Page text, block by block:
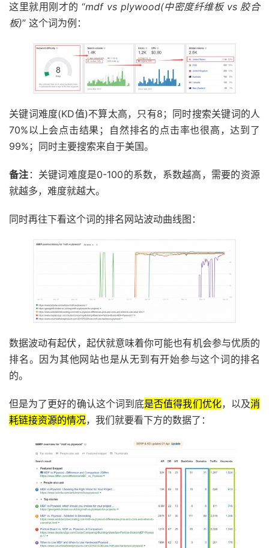
这里就用刚才的 “mdf vs plywood(中密度纤维板 vs 胶合
板)” 这个词为例：
关键词难度(KD值)不算太高，只有8；同时搜索关键词的人
70%以上会点击结果；自然排名的点击率也很高，达到了
99%；同时主要搜索来自于美国。
备注 ：关键词难度是0-100的系数，系数越高，需要的资源
就越多，难度就越大。
同时再往下看这个词的排名网站波动曲线图：
数据波动有起伏，起伏就意味着你可能也有机会参与优质的
排名。因为其他网站也是从无到有开始参与这个词的排名
的。
但是为了更好的确认这个词到底是否值得我们优化，以及消
耗链接资源的情况，我们就要看下方的数据了：